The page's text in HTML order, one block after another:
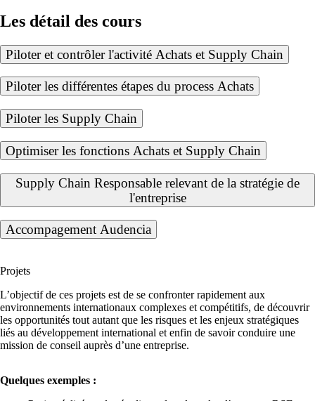
Les détail des cours
Piloter et contrôler l'activité Achats et Supply Chain
Piloter les différentes étapes du process Achats
Piloter les Supply Chain
Optimiser les fonctions Achats et Supply Chain
Supply Chain Responsable relevant de la stratégie de
l'entreprise
Accompagement Audencia
Projets
L’objectif de ces projets est de se confronter rapidement aux
environnements internationaux complexes et compétitifs, de découvrir
les opportunités tout autant que les risques et les enjeux stratégiques
liés au développement international et enfin de savoir conduire une
mission de conseil auprès d’une entreprise.
Quelques exemples :